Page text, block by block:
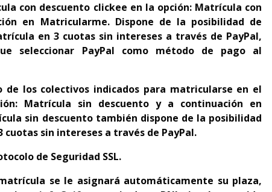
con descuento clickee en la opción: Matrícula con
en Matricularme. Dispone de la posibilidad de
en 3 cuotas sin intereses a través de PayPal,
seleccionar PayPal como método de pago al
de los colectivos indicados para matricularse en el
Matrícula sin descuento y a continuación en
sin descuento también dispone de la posibilidad
sin intereses a través de PayPal.
de Seguridad SSL.
se le asignará automáticamente su plaza,